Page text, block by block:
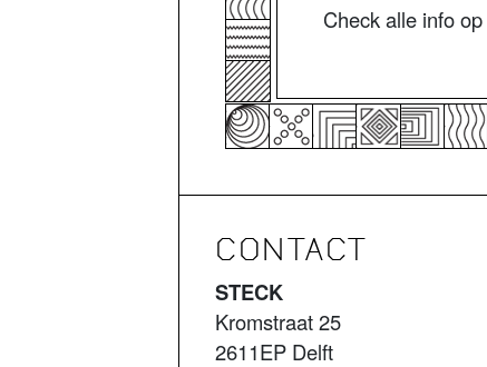
Check alle info op
CONTACT
STECK
Kromstraat 25
2611EP Delft